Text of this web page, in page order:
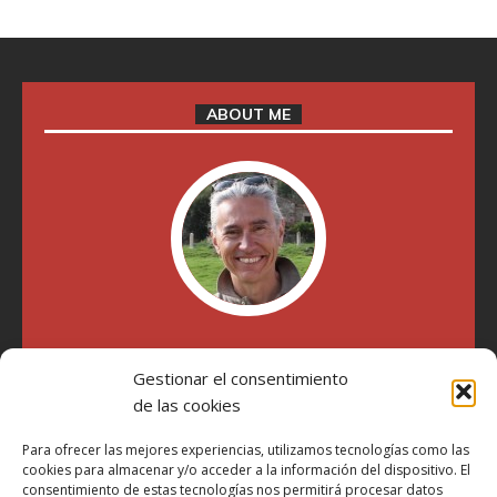
Gestionar el consentimiento
de las cookies
Para ofrecer las mejores experiencias, utilizamos tecnologías como las
cookies para almacenar y/o acceder a la información del dispositivo. El
consentimiento de estas tecnologías nos permitirá procesar datos
ABOUT ME
año 2007 he escrito sobre motos en distintos medios.
Millatrece.com es una apuesta por escribir sobre lo que me
participa"